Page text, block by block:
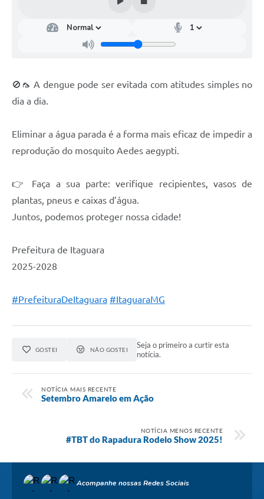
🚫🦟 A dengue pode ser evitada com atitudes simples no
dia a dia.
Eliminar a água parada é a forma mais eficaz de impedir a
reprodução do mosquito Aedes aegypti.
👉 Faça a sua parte: verifique recipientes, vasos de
plantas, pneus e caixas d’água.
Juntos, podemos proteger nossa cidade!
Prefeitura de Itaguara
2025-2028
#PrefeituraDeItaguara #ItaguaraMG
GOSTEI NÃO GOSTEI
Seja o primeiro a curtir esta
notícia.
NOTÍCIA MAIS RECENTE
Setembro Amarelo em Ação
NOTÍCIA MENOS RECENTE
#TBT do Rapadura Rodeio Show 2025!
Acompanhe nossas Redes Sociais